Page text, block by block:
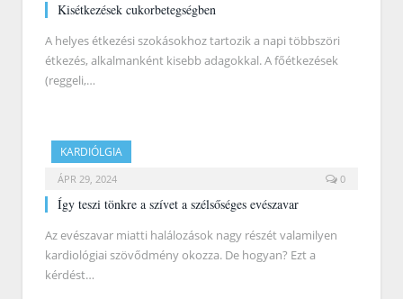
Kisétkezések cukorbetegségben
A helyes étkezési szokásokhoz tartozik a napi többszöri
étkezés, alkalmanként kisebb adagokkal. A főétkezések
(reggeli,…
KARDIÓLGIA
ÁPR 29, 2024 0
Így teszi tönkre a szívet a szélsőséges evészavar
Az evészavar miatti halálozások nagy részét valamilyen
kardiológiai szövődmény okozza. De hogyan? Ezt a
kérdést…